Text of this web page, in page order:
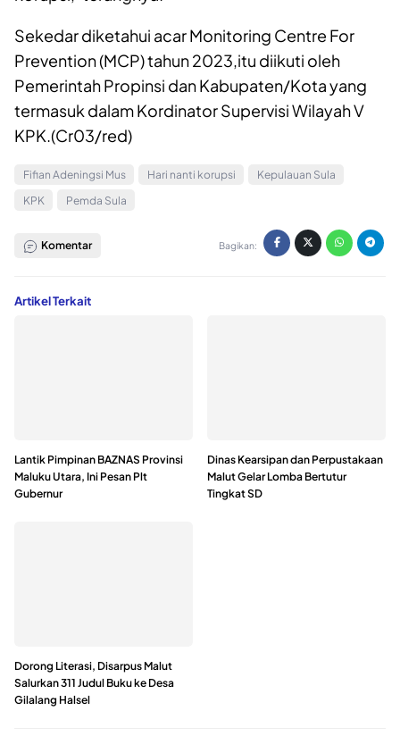
Sekedar diketahui acar Monitoring Centre For
Prevention (MCP) tahun 2023,itu diikuti oleh
Pemerintah Propinsi dan Kabupaten/Kota yang
termasuk dalam Kordinator Supervisi Wilayah V
KPK.(Cr03/red)
Fifian Adeningsi Mus Hari nanti korupsi
Kepulauan Sula
KPK
Pemda Sula
Komentar Bagikan:
Artikel Terkait
Lantik Pimpinan BAZNAS Provinsi
Maluku Utara, Ini Pesan Plt
Gubernur
Dinas Kearsipan dan Perpustakaan
Malut Gelar Lomba Bertutur
Tingkat SD
Dorong Literasi, Disarpus Malut
Salurkan 311 Judul Buku ke Desa
Gilalang Halsel